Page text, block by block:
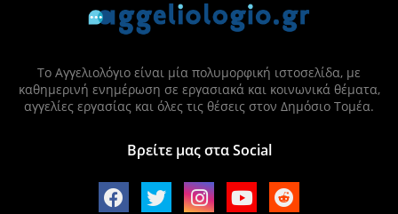
Το Αγγελιολόγιο είναι μία πολυμορφική ιστοσελίδα, με
καθημερινή ενημέρωση σε εργασιακά και κοινωνικά θέματα,
αγγελίες εργασίας και όλες τις θέσεις στον Δημόσιο Τομέα.
Βρείτε μας στα Social